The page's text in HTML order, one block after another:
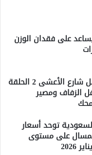
على فقدان الوزن
بالتفاصيل: مسلسل شارع الأعشى 2 الحلقة
الزفاف ومصير
توحد أسعار
على مستوى